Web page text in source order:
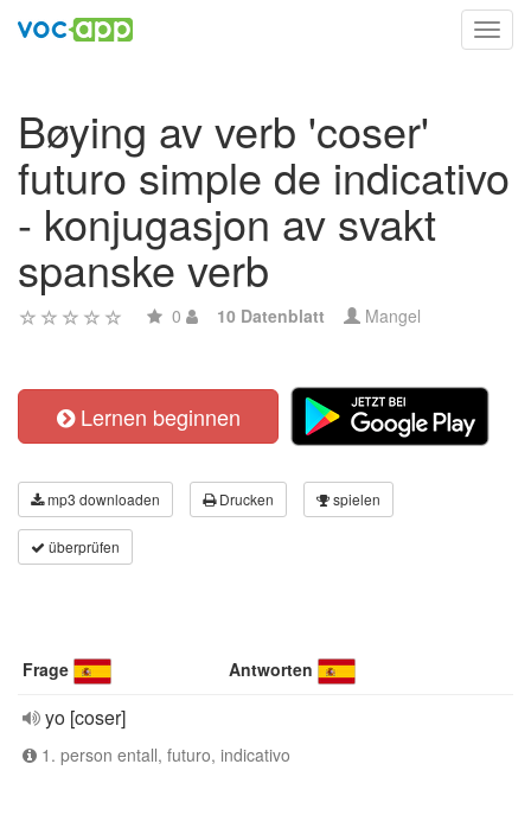
Bøying av verb 'coser'
futuro simple de indicativo
- konjugasjon av svakt
spanske verb
0 10 Datenblatt Mangel
Lernen beginnen
mp3 downloaden Drucken spielen
überprüfen
Frage Antworten
yo [coser]
1. person entall, futuro, indicativo